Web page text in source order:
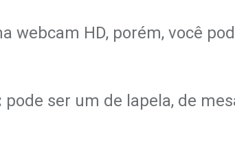
webcam HD, porém, você
pode ser um de lapela, de